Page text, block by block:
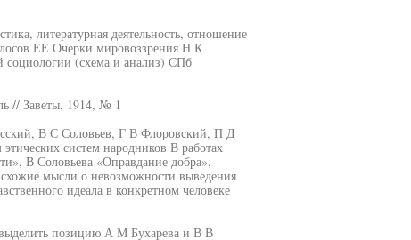
литературная деятельность, отношение
ЕЕ Очерки мировоззрения Н К
социологии (схема и анализ) СПб
// Заветы, 1914, № 1
В С Соловьев, Г В Флоровский, П Д
систем народников В работах
В Соловьева «Оправдание добра»,
мысли о невозможности выведения
идеала в конкретном человеке
позицию А М Бухарева и В В